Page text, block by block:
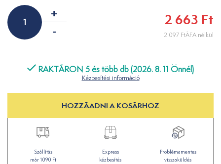
+
-
2 663 Ft
2 097 FtÁFA nélkül
RAKTÁRON 5 és több db (2026. 8. 11 Önnél)
Kézbesítési információ
HOZZÁADNI A KOSÁRHOZ
Szállítás
már 1090 Ft
Express
kézbesítés
Problémamentes
visszaküldés